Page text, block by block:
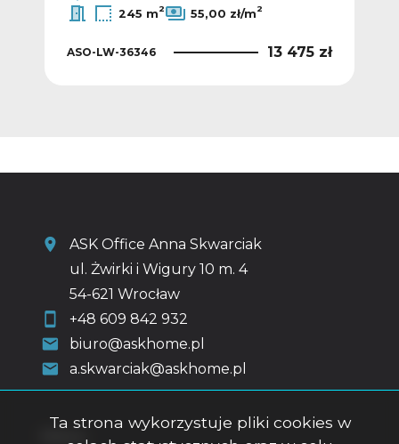
245 m2 55,00 zł/m2
ASO-LW-36346 13 475 zł
ASK Office Anna Skwarciak
ul. Żwirki i Wigury 10 m. 4
54-621 Wrocław
+48 609 842 932
biuro@askhome.pl
a.skwarciak@askhome.pl
Ta strona wykorzystuje pliki cookies w